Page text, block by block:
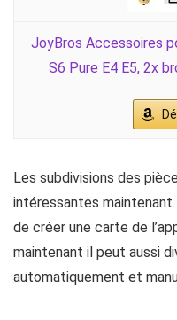
JoyBros Accessoires
S6 Pure E4 E5, 2x
Les subdivisions des
intéressantes
de créer une carte de
maintenant il peut aussi
automatiquement et